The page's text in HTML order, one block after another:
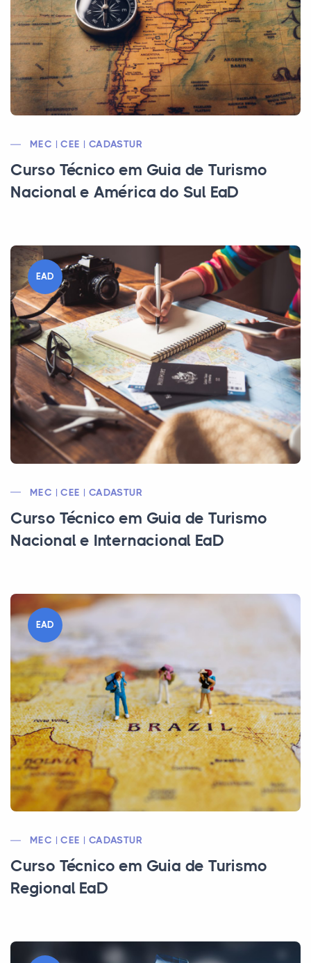
MEC | CEE | CADASTUR
Curso Técnico em Guia de Turismo
Nacional e América do Sul EaD
EAD
MEC | CEE | CADASTUR
Curso Técnico em Guia de Turismo
Nacional e Internacional EaD
EAD
MEC | CEE | CADASTUR
Curso Técnico em Guia de Turismo
Regional EaD